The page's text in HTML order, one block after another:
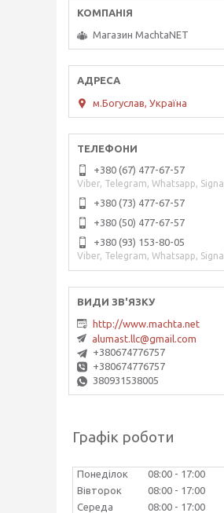
Магазин MachtaNET
м.Богуслав, Україна
+380 (67) 477-67-57
Viber, Telegram, Whatsapp, Signal
+380 (73) 477-67-57
+380 (50) 477-67-57
+380 (93) 153-80-05
Viber, Telegram, Whatsapp, Signal
http://www.machta.net
alumast.llc@gmail.com
+380674776757
+380674776757
380931538005
Графік роботи
Понеділок 08:00
17:00
Вівторок
08:00
17:00
Середа
08:00
17:00